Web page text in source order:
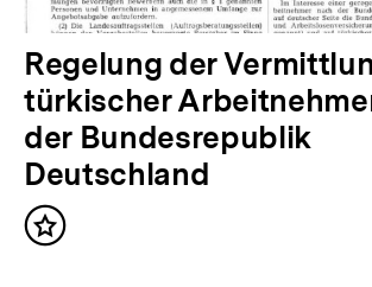
Regelung der
türkischer
der Bundesrepublik
Deutschland
Inhalt